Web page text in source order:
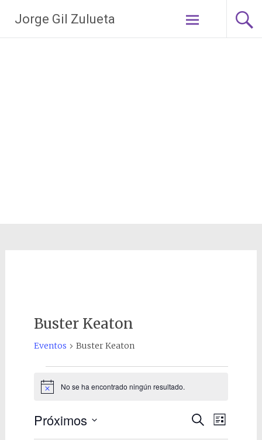
contenido
Jorge Gil Zulueta
Buster Keaton
Eventos Buster Keaton
Eventos
Aviso No se ha encontrado ningún resultado.
BuscarLista
Próximos
Selecciona